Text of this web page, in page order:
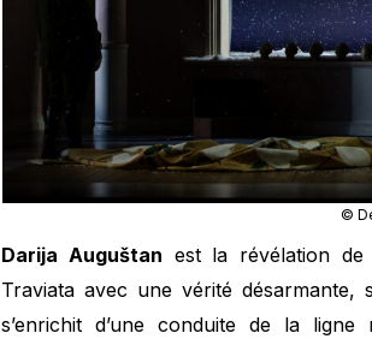
©
Darija Auguštan est la révélation de
Traviata avec une vérité désarmante,
s’enrichit d’une conduite de la ligne